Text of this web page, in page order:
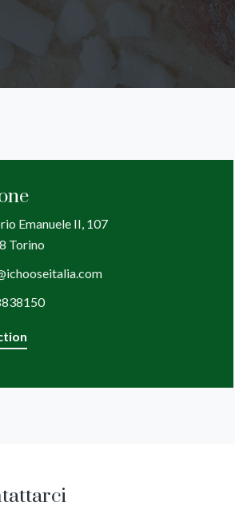
Emanuele II, 107
Torino